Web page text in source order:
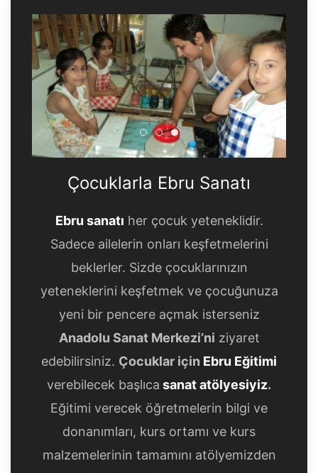
Çocuklarla Ebru Sanatı
Çocuklarla Ebru Sanatı
Çocuklarla Ebru Sanatı
Çocuklarla Ebru Sanatı
Ebru sanatı her çocuk yeteneklidir.
Sadece ailelerin onları keşfetmelerini
beklerler. Sizde çocuklarınızın
yeteneklerini keşfetmek ve çocuğunuza
yeni bir pencere açmak isterseniz
Anadolu Sanat Merkezi’ni ziyaret
edebilirsiniz. Çocuklar için Ebru Eğitimi
verebilecek başlıca sanat atölyesiyiz.
Eğitimi verecek öğretmelerin bilgi ve
donanımları, kurs ortamı ve kurs
malzemelerinin tamamını atölyemizden